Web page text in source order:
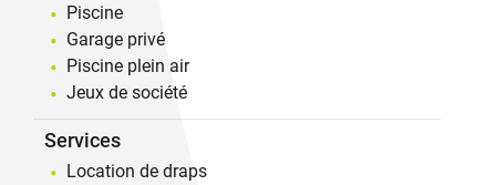
Piscine
Garage privé
Piscine plein air
Jeux de société
Services
Location de draps